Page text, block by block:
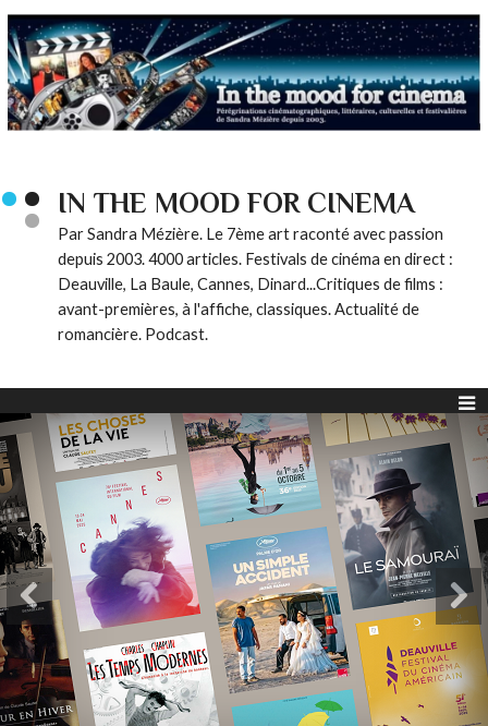
IN THE MOOD FOR CINEMA
Par Sandra Mézière. Le 7ème art raconté avec passion
depuis 2003. 4000 articles. Festivals de cinéma en direct :
Deauville, La Baule, Cannes, Dinard...Critiques de films :
avant-premières, à l'affiche, classiques. Actualité de
romancière. Podcast.